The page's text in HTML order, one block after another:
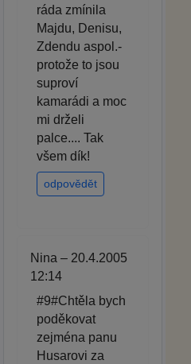
ráda zmínila
Majdu, Denisu,
Zdendu aspol.-
protože to jsou
suproví
kamarádi a moc
mi drželi
palce.... Tak
všem dík!
odpovědět
Nina – 20.4.2005
12:14
#9#Chtěla bych
poděkovat
zejména panu
Husarovi za